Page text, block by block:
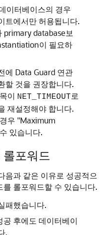
이터베이스의 경우
트에서만 허용됩니다.
primary database보
이 필요하
에 Data Guard 연관
할 것을 권장합니다.
이 NET_TIMEOUT 로
재설정해야 합니다.
우 "Maximum
있습니다.
포워드
음과 같은 이유로 성공적으
롤포워드할 수 있습니다.
패했습니다.
공 후에도 데이터베이
.